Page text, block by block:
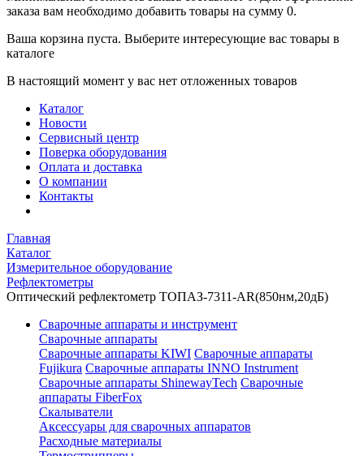
заказа вам необходимо добавить товары на сумму 0.
Ваша корзина пуста. Выберите интересующие вас товары в
каталоге
В настоящий момент у вас нет отложенных товаров
Каталог
Новости
Сервисный центр
Поверка оборудования
Оплата и доставка
О компании
Контакты
Главная
Каталог
Измерительное оборудование
Рефлектометры
Оптический рефлектометр ТОПАЗ-7311-AR(850нм,20дБ)
Сварочные аппараты и инструмент
Сварочные аппараты
Сварочные аппараты KIWI Сварочные аппараты
Fujikura Сварочные аппараты INNO Instrument
Сварочные аппараты ShinewayTech Cварочные
аппараты FiberFox
Скалыватели
Аксессуары для сварочных аппаратов
Расходные материалы